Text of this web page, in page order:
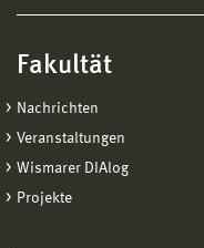
Fakultät
Nachrichten
Veranstaltungen
Wismarer DIAlog
Projekte